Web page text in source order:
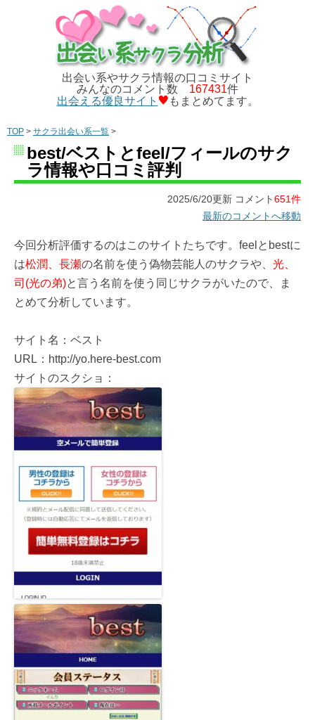
出会い系やサクラ情報の口コミサイト
みんなのコメント数 167431件
出会える優良サイト
もまとめてます。
TOP > サクラ出会い系一覧 >
best/ベストとfeel/フィールのサク
ラ情報や口コミ評判
2025/6/20更新 コメント651件
最新のコメントへ移動
今回分析評価するのはこのサイトたちです。feelとbestに
は松潤、長瀬の名前を使う偽物芸能人のサクラや、 光、
司(光の弟)と言う名前を使う同じサクラがいたので、ま
とめて分析しています。
サイト名：ベスト
URL：http://yo.here-best.com
サイトのスクショ：